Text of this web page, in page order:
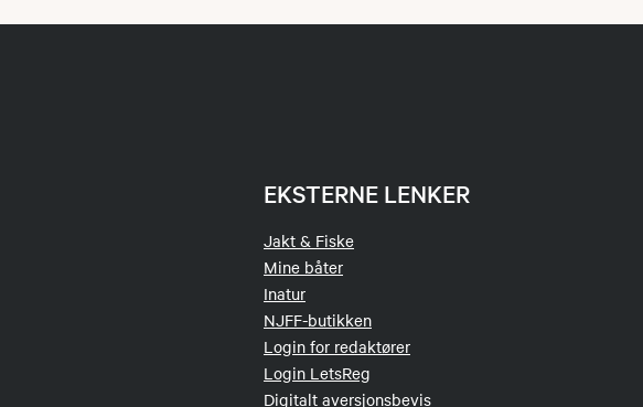
EKSTERNE LENKER
Jakt & Fiske
Mine båter
Inatur
NJFF-butikken
Login for redaktører
Login LetsReg
Digitalt aversjonsbevis